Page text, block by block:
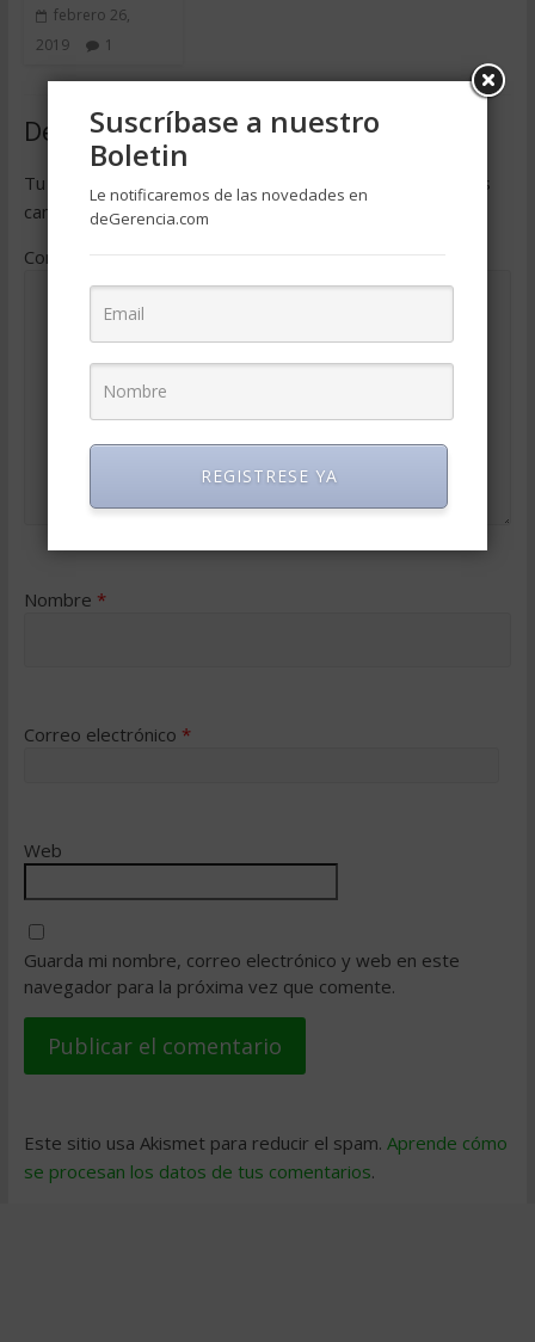
febrero 26,
2019
1
Deja una respuesta
Tu dirección de correo electrónico no será publicada.
Los
campos obligatorios están marcados con
Comentario
Nombre *
Correo electrónico *
Web
Guarda mi nombre, correo electrónico y web en este
navegador para la próxima vez que comente.
Este sitio usa Akismet para reducir el spam. Aprende cómo
se procesan los datos de tus comentarios.
Suscríbase a nuestro
Boletin
Le notificaremos de las novedades en
deGerencia.com
REGISTRESE YA